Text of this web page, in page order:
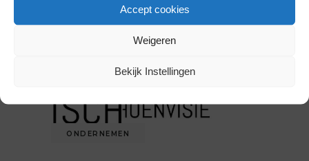
Accept cookies
Weigeren
Bekijk Instellingen
,Schoenenbeurs
,zomer 2020
ONDERNEMEN